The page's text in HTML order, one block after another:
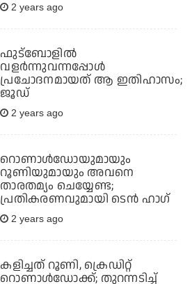
2 years ago
ഫുട്ബോളിൽ
വളര്‍ന്നുവന്നപ്പോള്‍
പ്രചോദനമായത് ആ ഇതിഹാസം;
ജൂഡ്
2 years ago
റൊണാള്‍ഡോയുമായും
റൂണിയുമായും അവനെ
താരതമ്യം ചെയ്യേണ്ട;
പ്രതികരണവുമായി ടെന്‍ ഹാഗ്
2 years ago
കളിച്ചത് റൂണി, ക്രെഡിറ്റ്
റൊണാള്‍ഡോക്ക്; തുറന്നടിച്ച്